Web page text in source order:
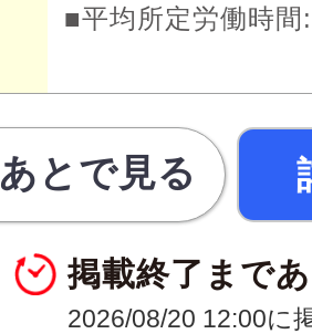
■平均所定労働時間
あとで見る
掲載終了まで
2026/08/20 12:00に